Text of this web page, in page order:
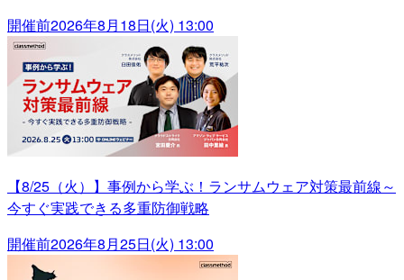
開催前2026年8月18日(火) 13:00
【8/25（火）】事例から学ぶ！ランサムウェア対策最前線～
今すぐ実践できる多重防御戦略
開催前2026年8月25日(火) 13:00